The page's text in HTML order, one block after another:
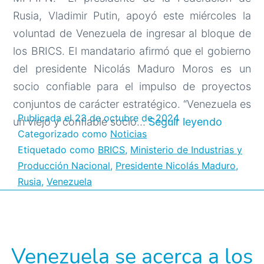
Rusia, Vladimir Putin, apoyó este miércoles la
voluntad de Venezuela de ingresar al bloque de
los BRICS. El mandatario afirmó que el gobierno
del presidente Nicolás Maduro Moros es un
socio confiable para el impulso de proyectos
conjuntos de carácter estratégico. “Venezuela es
un viejo y confiable socio…Seguir leyendo
Rusia
apoya
Publicada el23 de octubre de 2024
Categorizado como Noticias
Etiquetado como BRICS, Ministerio de Industrias y
Producción Nacional, Presidente Nicolás Maduro,
Rusia, Venezuela
Venezuela se acerca a los